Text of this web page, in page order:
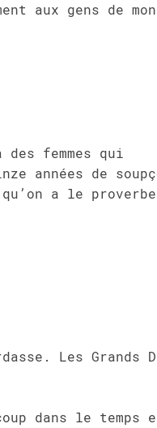
aux gens de mon
femmes qui
années de
a le proverbe
Les Grands
dans le temps